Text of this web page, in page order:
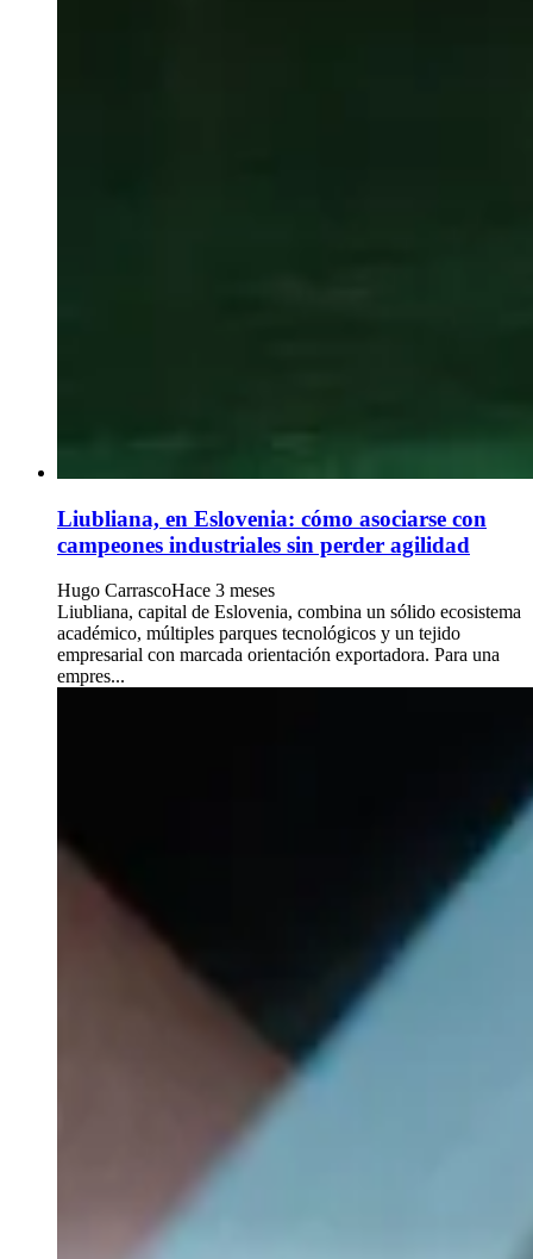
Liubliana, en Eslovenia: cómo asociarse con
campeones industriales sin perder agilidad
Hugo CarrascoHace 3 meses
Liubliana, capital de Eslovenia, combina un sólido ecosistema
académico, múltiples parques tecnológicos y un tejido
empresarial con marcada orientación exportadora. Para una
empres...